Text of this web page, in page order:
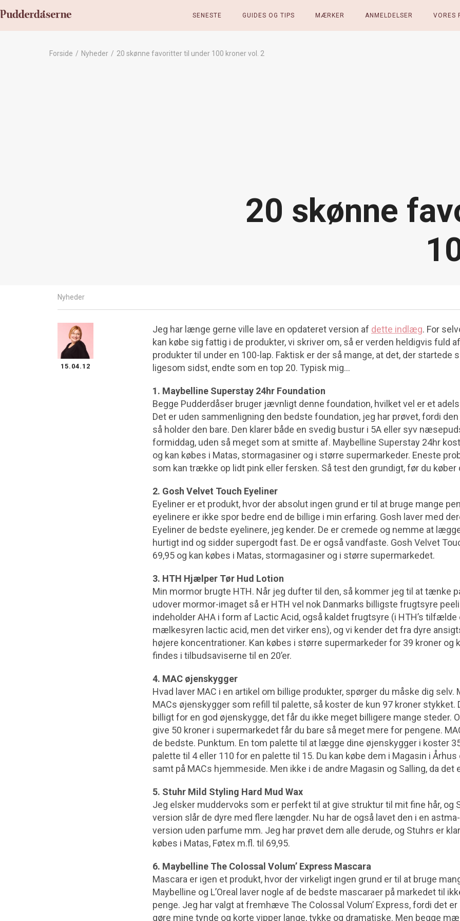
SENESTE GUIDES OG TIPS MÆRKER ANMELDELSER VORES
Forside / Nyheder / 20 skønne favoritter til under 100 kroner vol. 2
20 skønne
Nyheder
15.04.12
Jeg har længe gerne ville lave en opdateret version af dette indlæg. For
kan købe sig fattig i de produkter, vi skriver om, så er verden heldigvis fuld
produkter til under en 100-lap. Faktisk er der så mange, at det, der startede
ligesom sidst, endte som en top 20. Typisk mig…
1. Maybelline Superstay 24hr Foundation
Begge Pudderdåser bruger jævnligt denne foundation, hvilket vel er et
Det er uden sammenligning den bedste foundation, jeg har prøvet, fordi
så holder den bare. Den klarer både en svedig bustur i 5A eller syv
formiddag, uden så meget som at smitte af. Maybelline Superstay 24hr
og kan købes i Matas, stormagasiner og i større supermarkeder. Eneste
som kan trække op lidt pink eller fersken. Så test den grundigt, før du køber
2. Gosh Velvet Touch Eyeliner
Eyeliner er et produkt, hvor der absolut ingen grund er til at bruge mange
eyelinere er ikke spor bedre end de billige i min erfaring. Gosh laver med
Eyeliner de bedste eyelinere, jeg kender. De er cremede og nemme at
hurtigt ind og sidder supergodt fast. De er også vandfaste. Gosh Velvet
69,95 og kan købes i Matas, stormagasiner og i større supermarkedet.
3. HTH Hjælper Tør Hud Lotion
Min mormor brugte HTH. Når jeg dufter til den, så kommer jeg til at tænke
udover mormor-imaget så er HTH vel nok Danmarks billigste frugtsyre
indeholder AHA i form af Lactic Acid, også kaldet frugtsyre (i HTH’s
mælkesyren lactic acid, men det virker ens), og vi kender det fra dyre
højere koncentrationer. Kan købes i større supermarkeder for 39 kroner og
findes i tilbudsaviserne til en 20’er.
4. MAC øjenskygger
Hvad laver MAC i en artikel om billige produkter, spørger du måske dig selv.
MACs øjenskygger som refill til palette, så koster de kun 97 kroner stykket.
billigt for en god øjenskygge, det får du ikke meget billigere mange steder.
give 50 kroner i supermarkedet får du bare så meget mere for pengene.
de bedste. Punktum. En tom palette til at lægge dine øjenskygger i koster
palette til 4 eller 110 for en palette til 15. Du kan købe dem i Magasin i Århus
samt på MACs hjemmeside. Men ikke i de andre Magasin og Salling, da det
5. Stuhr Mild Styling Hard Mud Wax
Jeg elsker muddervoks som er perfekt til at give struktur til mit fine hår, og
version slår de dyre med flere længder. Nu har de også lavet den i en
version uden parfume mm. Jeg har prøvet dem alle derude, og Stuhrs er
købes i Matas, Føtex m.fl. til 69,95.
6. Maybelline The Colossal Volum’ Express Mascara
Mascara er igen et produkt, hvor der virkeligt ingen grund er til at bruge
Maybelline og L’Oreal laver nogle af de bedste mascaraer på markedet til
penge. Jeg har valgt at fremhæve The Colossal Volum’ Express, fordi det
gøre mine tynde og korte vipper lange, tykke og dramatiske. Men begge